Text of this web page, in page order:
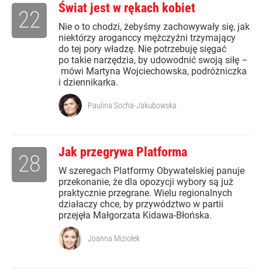
Świat jest w rękach kobiet
Nie o to chodzi, żebyśmy zachowywały się, jak
niektórzy aroganccy mężczyźni trzymający
do tej pory władzę. Nie potrzebuję sięgać
po takie narzędzia, by udowodnić swoją siłę –
mówi Martyna Wojciechowska, podróżniczka
i dziennikarka.
22
Paulina Socha-Jakubowska
Jak przegrywa Platforma
W szeregach Platformy Obywatelskiej panuje
przekonanie, że dla opozycji wybory są już
praktycznie przegrane. Wielu regionalnych
działaczy chce, by przywództwo w partii
przejęła Małgorzata Kidawa-Błońska.
28
Joanna Miziołek